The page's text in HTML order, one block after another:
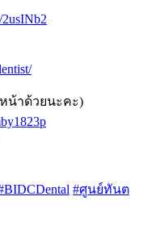
หน้าด้วยนะคะ)
BIDCDental #ศูนย์ทันต